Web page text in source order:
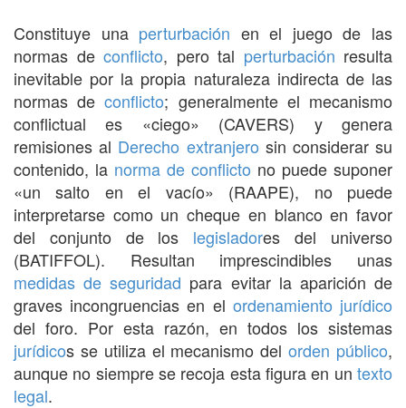
Constituye una perturbación en el juego de las
normas de conflicto, pero tal perturbación resulta
inevitable por la propia naturaleza indirecta de las
normas deconflicto; generalmente el mecanismo
conflictual es «ciego» (CAVERS) y genera
remisiones al Derecho extranjero sin considerar su
contenido, la norma de conflicto no puede suponer
«un salto en el vacío» (RAAPE), no puede
interpretarse como un cheque en blanco en favor
del conjunto de los legisladores del universo
(BATIFFOL). Resultan imprescindibles unas
medidas de seguridad para evitar la aparición de
graves incongruencias en el ordenamiento jurídico
del foro. Por esta razón, en todos los sistemas
jurídicos se utiliza el mecanismo delorden público,
aunque no siempre se recoja esta figura en un texto
legal.